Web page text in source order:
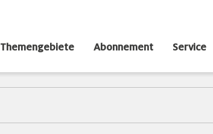
Themengebiete Abonnement Service